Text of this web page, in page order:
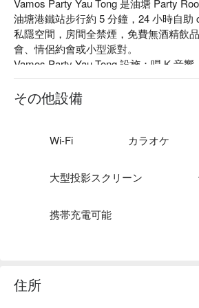
Vamos Party Yau Tong 是油塘 Party
油塘港鐵站步行約 5 分鐘，24 小時自助
私隱空間，房間全禁煙，免費無酒精飲
會、情侶約會或小型派對。
Vamos Party Yau Tong 設施：唱 K 音
桌、Boardgames、掟鏢、Switch、免
環境
Vamos Party Yau Tong 價格：4 小時
油塘 Party Room - Vamos Party Yau
その他設備
Wi-Fi カラオケ
大型投影スクリーン
携帯充電可能
住所